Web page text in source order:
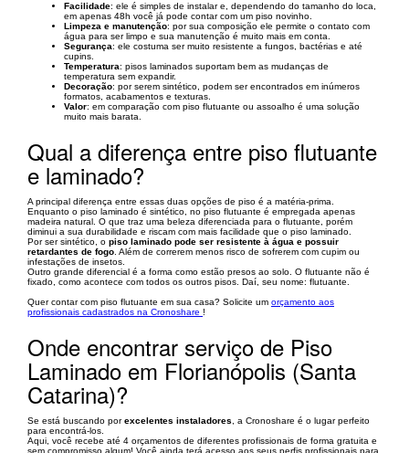
Facilidade: ele é simples de instalar e, dependendo do tamanho do loca,
em apenas 48h você já pode contar com um piso novinho.
Limpeza e manutenção: por sua composição ele permite o contato com
água para ser limpo e sua manutenção é muito mais em conta.
Segurança: ele costuma ser muito resistente a fungos, bactérias e até
cupins.
Temperatura: pisos laminados suportam bem as mudanças de
temperatura sem expandir.
Decoração: por serem sintético, podem ser encontrados em inúmeros
formatos, acabamentos e texturas.
Valor: em comparação com piso flutuante ou assoalho é uma solução
muito mais barata.
Qual a diferença entre piso flutuante
e laminado?
A principal diferença entre essas duas opções de piso é a matéria-prima.
Enquanto o piso laminado é sintético, no piso flutuante é empregada apenas
madeira natural. O que traz uma beleza diferenciada para o flutuante, porém
diminui a sua durabilidade e riscam com mais facilidade que o piso laminado.
Por ser sintético, o piso laminado pode ser resistente à água e possuir
retardantes de fogo . Além de correrem menos risco de sofrerem com cupim ou
infestações de insetos.
Outro grande diferencial é a forma como estão presos ao solo. O flutuante não é
fixado, como acontece com todos os outros pisos. Daí, seu nome: flutuante.
Quer contar com piso flutuante em sua casa? Solicite um orçamento aos
profissionais cadastrados na Cronoshare !
Onde encontrar serviço de Piso
Laminado em Florianópolis (Santa
Catarina)?
Se está buscando porexcelentes instaladores , a Cronoshare é o lugar perfeito
para encontrá-los.
Aqui, você recebe até 4 orçamentos de diferentes profissionais de forma gratuita e
sem compromisso algum! Você ainda terá acesso aos seus perfis profissionais para